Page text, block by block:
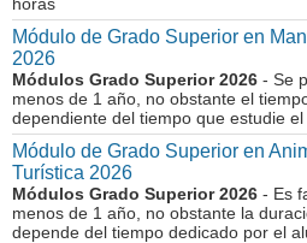
Módulo de Grado Superior en
2026
Módulos Grado Superior 2026 - Se
menos de 1 año, no obstante el
dependiente del tiempo que estudie
Módulo de Grado Superior en
Turística 2026
Módulos Grado Superior 2026 - Es
menos de 1 año, no obstante la
depende del tiempo dedicado por el